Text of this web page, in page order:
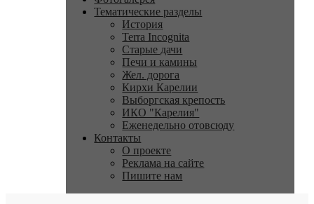
Тематические разделы
История
Terra Incognita
Старые дачи
Печи и камины
Жел. дорога
Кирхи Карелии
Выборгская крепость
ИКО "Карелия"
Еженедельно отовсюду
Контакты
О проекте
Реклама на сайте
Пишите нам